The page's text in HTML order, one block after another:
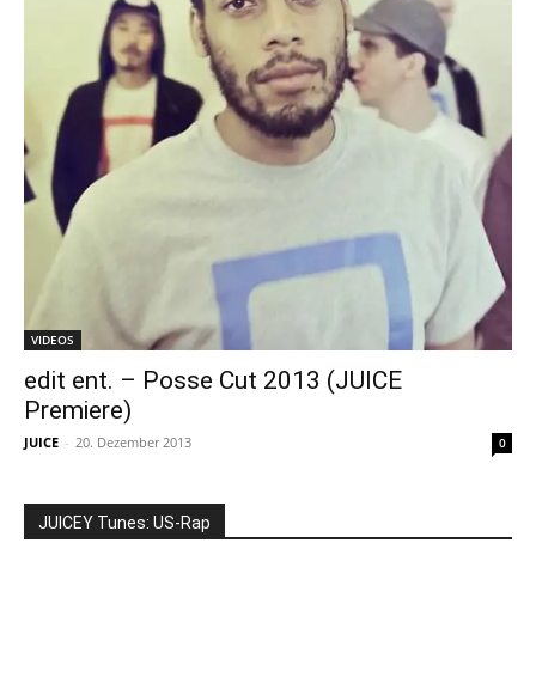
VIDEOS
edit ent. – Posse Cut 2013 (JUICE
Premiere)
JUICE - 20. Dezember 2013 0
JUICEY Tunes: US-Rap